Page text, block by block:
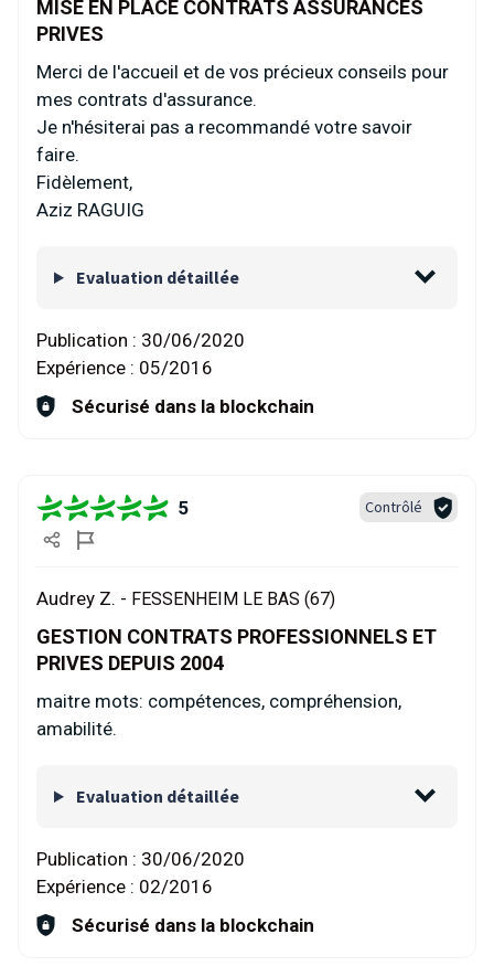
MISE EN PLACE CONTRATS ASSURANCES
PRIVES
Merci de l'accueil et de vos précieux conseils pour
mes contrats d'assurance.
Je n'hésiterai pas a recommandé votre savoir
faire.
Fidèlement,
Aziz RAGUIG
Evaluation détaillée
Publication : 30/06/2020
Expérience : 05/2016
Sécurisé dans la blockchain
5 Contrôlé
Audrey Z. - FESSENHEIM LE BAS (67)
GESTION CONTRATS PROFESSIONNELS ET
PRIVES DEPUIS 2004
maitre mots: compétences, compréhension,
amabilité.
Evaluation détaillée
Publication : 30/06/2020
Expérience : 02/2016
Sécurisé dans la blockchain